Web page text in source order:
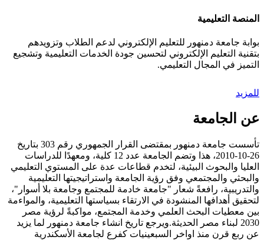
المنصة التعليمية
بوابة جامعة دمنهور للتعليم الإلكتروني لدعم الطلاب وتزويدهم
بتقنية التعليم الإلكتروني لتحسين جودة الخدمات التعليمية وتشجيع
التميز في المجال التعليمي.
للمزيد
عن الجامعة
تأسست جامعة دمنهور بمقتضى القرار الجمهوري رقم 303 بتاريخ
26-10-2010، هذا وتضم الجامعة عدد 12 كلية، ومعهدًا للدراسات
العليا والبحوث البيئية، لتخدم قطاعات عدة على المستوي التعليمي
والبحثي والمجتمعي وفق رؤية الجامعة واستراتيجيتها التعليمية
والتدريبية، رافعةً شعار "جامعة خادمة للمجتمع وجامعة بلا أسوار"،
لتحقيق أهدافها المنشودة في الارتقاء بسياستها التعليمية، والمواءمة
بين معطيات البحث العلمي وخدمة المجتمع، مواكبةً لرؤية مصر
2030 لبناء مصر الحديثة.ويرجع تاريخ انشاء جامعة دمنهور لما يزيد
عن ربع قرن منذ اواخر السبعينيات كفرع لجامعة الأسكندرية